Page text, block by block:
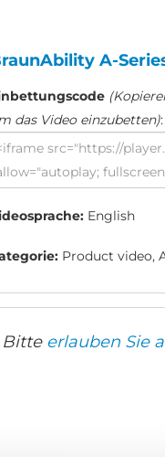
A-
das Video einzubetten):
English
Product video,
Bitte erlauben Sie